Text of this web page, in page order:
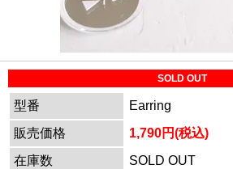
SOLD OUT
型番
Earring
販売価格
1,790円(税込)
在庫数
SOLD OUT